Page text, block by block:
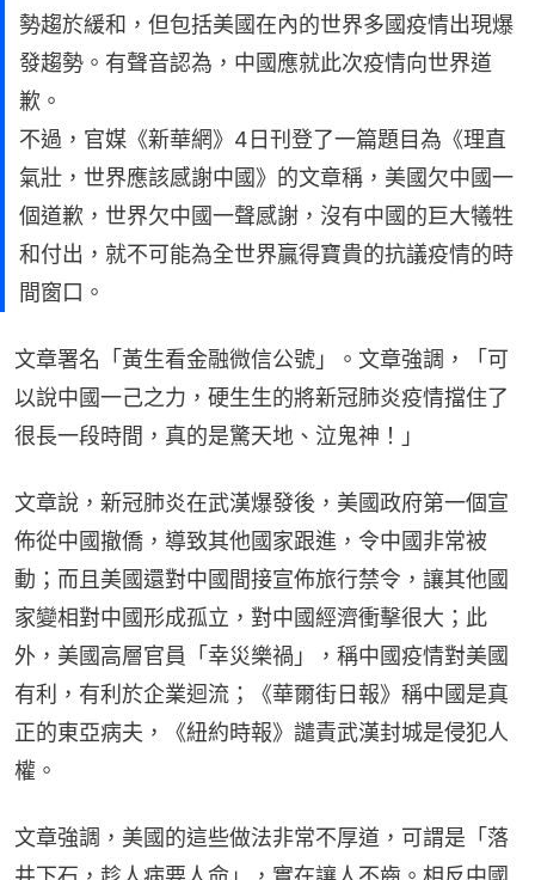
勢趨於緩和，但包括美國在內的世界多國疫情出現爆
發趨勢。有聲音認為，中國應就此次疫情向世界道
歉。
不過，官媒《新華網》4日刊登了一篇題目為《理直
氣壯，世界應該感謝中國》的文章稱，美國欠中國一
個道歉，世界欠中國一聲感謝，沒有中國的巨大犧牲
和付出，就不可能為全世界贏得寶貴的抗議疫情的時
間窗口。
文章署名「黃生看金融微信公號」。文章強調，「可
以說中國一己之力，硬生生的將新冠肺炎疫情擋住了
很長一段時間，真的是驚天地、泣鬼神！」
文章說，新冠肺炎在武漢爆發後，美國政府第一個宣
佈從中國撤僑，導致其他國家跟進，令中國非常被
動；而且美國還對中國間接宣佈旅行禁令，讓其他國
家變相對中國形成孤立，對中國經濟衝擊很大；此
外，美國高層官員「幸災樂禍」，稱中國疫情對美國
有利，有利於企業迴流；《華爾街日報》稱中國是真
正的東亞病夫，《紐約時報》譴責武漢封城是侵犯人
權。
文章強調，美國的這些做法非常不厚道，可謂是「落